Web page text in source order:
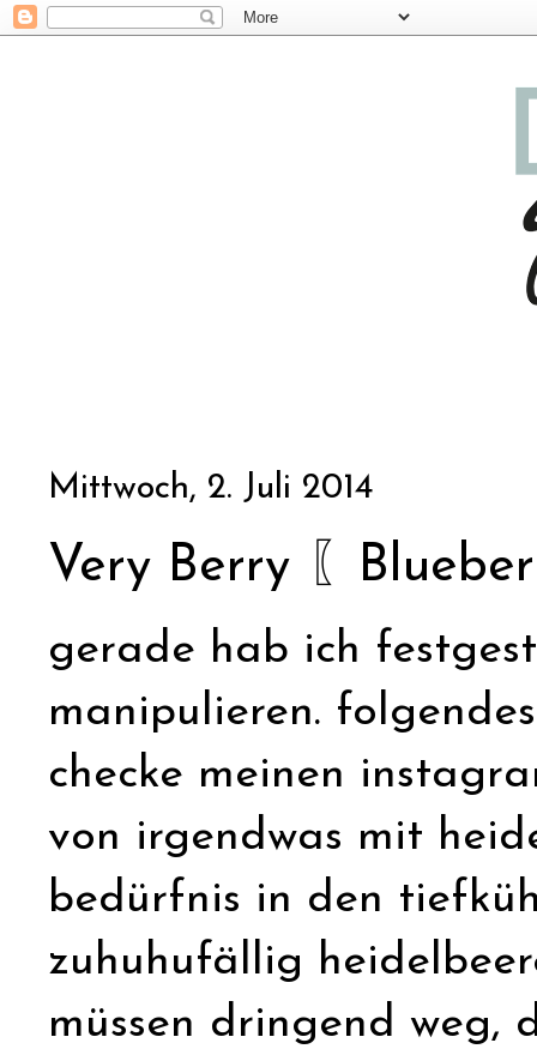
Mittwoch, 2. Juli 2014
Very Berry 〖
gerade hab ich
manipulieren.
checke meinen
von irgendwas mit
bedürfnis in den
zuhuhufällig
müssen dringend weg,